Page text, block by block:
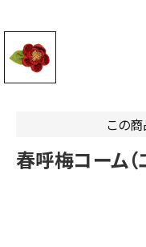
この
春呼梅コーム（